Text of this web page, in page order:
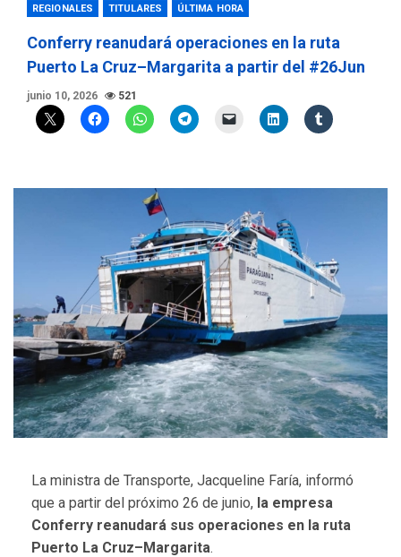
REGIONALES TITULARES ÚLTIMA HORA
Conferry reanudará operaciones en la ruta
Puerto La Cruz–Margarita a partir del #26Jun
junio 10, 2026 521
La ministra de Transporte, Jacqueline Faría, informó
que a partir del próximo 26 de junio, la empresa
Conferry reanudará sus operaciones en la ruta
Puerto La Cruz–Margarita.